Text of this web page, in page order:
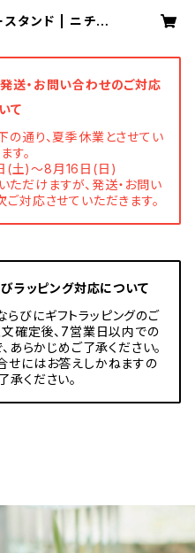
スタンド | ニチガ
送・お問い合わせのご対応
て
の通り、夏季休業とさせてい
す。
(土)～8月16日(日)
だけますが、発送・お問い
対応させていただきます。
ラッピング対応について
びにギフトラッピングのご
文確定後、7営業日以内での
あらかじめご了承ください。
せにはお答えしかねますの
承ください。